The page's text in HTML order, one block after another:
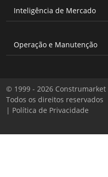
Inteligência de Mercado
Operação e Manutenção
© 1999 - 2026 Construmarket
Todos os direitos reservados
| Política de Privacidade